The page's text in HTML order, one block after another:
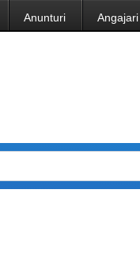
Anunturi Angajari